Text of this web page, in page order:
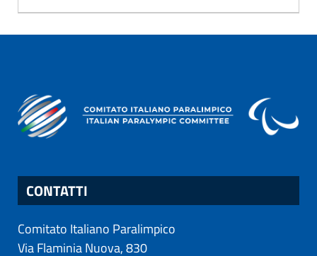
CONTATTI
Comitato Italiano Paralimpico
Via Flaminia Nuova, 830